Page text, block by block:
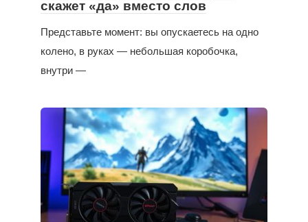
скажет «да» вместо слов
Представьте момент: вы опускаетесь на одно
колено, в руках — небольшая коробочка,
внутри —